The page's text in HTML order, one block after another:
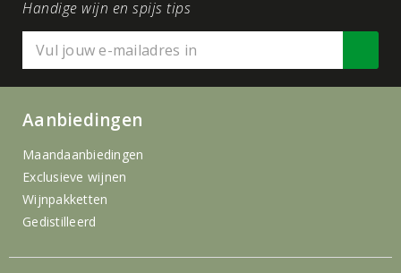
Handige wijn en spijs tips
Aanbiedingen
Maandaanbiedingen
Exclusieve wijnen
Wijnpakketten
Gedistilleerd